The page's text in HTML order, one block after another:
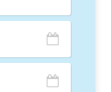
: En la planta
interior
ideales
total.